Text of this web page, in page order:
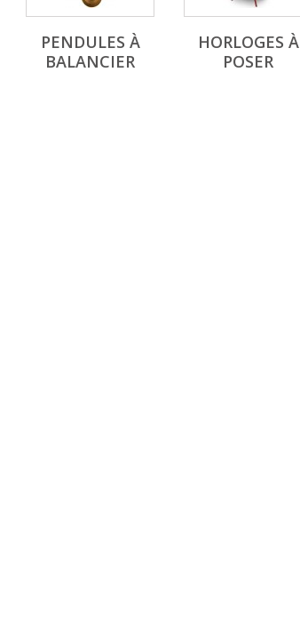
PENDULES À
BALANCIER
HORLOGES À
POSER